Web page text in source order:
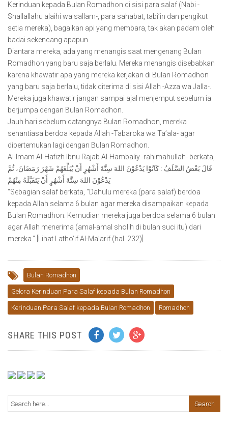
Kerinduan kepada Bulan Romadhon di sisi para salaf (Nabi -
Shallallahu alaihi wa sallam-, para sahabat, tabi’in dan pengikut
setia mereka), bagaikan api yang membara, tak akan padam oleh
badai sekencang apapun.
Diantara mereka, ada yang menangis saat mengenang Bulan
Romadhon yang baru saja berlalu. Mereka menangis disebabkan
karena khawatir apa yang mereka kerjakan di Bulan Romadhon
yang baru saja berlalu, tidak diterima di sisi Allah -Azza wa Jalla-.
Mereka juga khawatir jangan sampai ajal menjemput sebelum ia
berjumpa dengan Bulan Romadhon.
Jauh hari sebelum datangnya Bulan Romadhon, mereka
senantiasa berdoa kepada Allah -Tabaroka wa Ta’ala- agar
dipertemukan lagi dengan Bulan Romadhon.
Al-Imam Al-Hafizh Ibnu Rajab Al-Hambaliy -rahimahullah- berkata,
قَالَ بَعْضُ السَّلَفُ : كَانُوْا يَدْعُوْنَ اللهَ سِتَّةَ أَشْهُرٍ أَنْ يُبَلِّغَهُمْ شَهْرَ رَمَضَانَ، ثُمَّ
يَدْعُوْنَ اللهَ سِتَّةَ أَشْهُرٍ أَنْ يَتَقَبَّلَهُ مِنْهُمْ
“Sebagian salaf berkata, “Dahulu mereka (para salaf) berdoa
kepada Allah selama 6 bulan agar mereka disampaikan kepada
Bulan Romadhon. Kemudian mereka juga berdoa selama 6 bulan
agar Allah menerima (amal-amal sholih di bulan suci itu) dari
mereka.” [Lihat Latho’if Al-Ma’arif (hal. 232)]
Bulan Romadhon
Gelora Kerinduan Para Salaf kepada Bulan Romadhon
Kerinduan Para Salaf kepada Bulan Romadhon Romadhon
SHARE THIS POST